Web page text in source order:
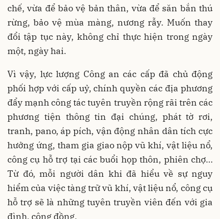
chế, vừa để bảo vệ bản thân, vừa để săn bắn thú
rừng, bảo vệ mùa màng, nương rẫy. Muốn thay
đổi tập tục này, không chỉ thực hiện trong ngày
một, ngày hai.
Vì vậy, lực lượng Công an các cấp đã chủ động
phối hợp với cấp uỷ, chính quyền các địa phương
đẩy mạnh công tác tuyên truyền rộng rãi trên các
phương tiện thông tin đại chúng, phát tờ rơi,
tranh, pano, áp pích, vận động nhân dân tích cực
hưởng ứng, tham gia giao nộp vũ khí, vật liệu nổ,
công cụ hỗ trợ tại các buổi họp thôn, phiên chợ…
Từ đó, mỗi người dân khi đã hiểu về sự nguy
hiểm của việc tàng trữ vũ khí, vật liệu nổ, công cụ
hỗ trợ sẽ là những tuyên truyền viên đến với gia
đình, cộng đồng.